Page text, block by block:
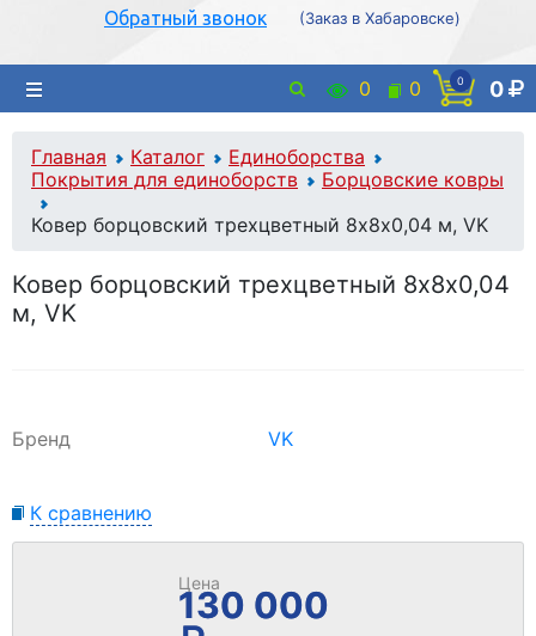
Обратный звонок (Заказ в Хабаровске)
0 0 0 0
Главная Каталог
Единоборства
Покрытия для единоборств
Борцовские ковры
Ковер борцовский трехцветный 8х8х0,04 м, VK
Ковер борцовский трехцветный 8х8х0,04
м, VK
Бренд VK
К сравнению
Цена
130 000